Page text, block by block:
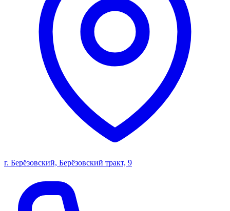
г. Берёзовский, Берёзовский тракт, 9